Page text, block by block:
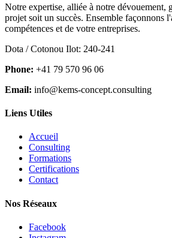
Notre expertise, alliée à notre dévouement,
projet soit un succès. Ensemble façonnons
compétences et de votre entreprises.
Dota / Cotonou Ilot: 240-241
Phone: +41 79 570 96 06
Email: info@kems-concept.consulting
Liens Utiles
Accueil
Consulting
Formations
Certifications
Contact
Nos Réseaux
Facebook